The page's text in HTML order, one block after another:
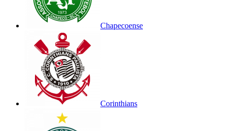
Chapecoense
Corinthians